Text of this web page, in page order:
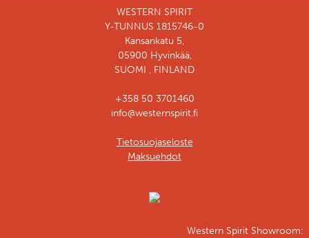
WESTERN SPIRIT
Y-TUNNUS 1815746-0
Kansankatu 5,
05900 Hyvinkää,
SUOMI , FINLAND
+358 50 3701460
info@westernspirit.fi
Tietosuojaseloste
Maksuehdot
Western Spirit Showroom: